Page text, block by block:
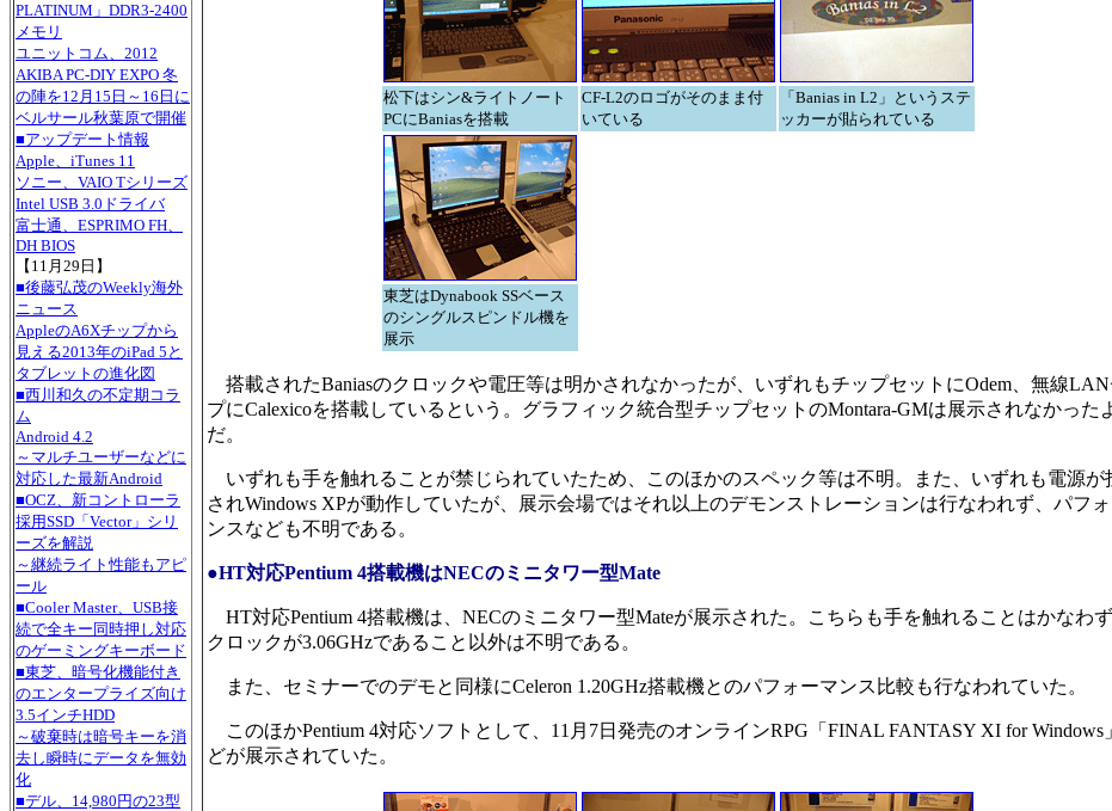
PLATINUM」DDR3-2400
メモリ
ユニットコム、2012
AKIBA PC-DIY EXPO 冬
の陣を12月15日～16日に
ベルサール秋葉原で開催
■アップデート情報
Apple、iTunes 11
ソニー、VAIO Tシリーズ
Intel USB 3.0ドライバ
富士通、ESPRIMO FH、
DH BIOS
【11月29日】
■後藤弘茂のWeekly海外
ニュース
AppleのA6Xチップから
見える2013年のiPad 5と
タブレットの進化図
■西川和久の不定期コラ
ム
Android 4.2
～マルチユーザーなどに
対応した最新Android
■OCZ、新コントローラ
採用SSD「Vector」シリ
ーズを解説
～継続ライト性能もアピ
ール
■Cooler Master、USB接
続で全キー同時押し対応
のゲーミングキーボード
■東芝、暗号化機能付き
のエンタープライズ向け
3.5インチHDD
～破棄時は暗号キーを消
去し瞬時にデータを無効
化
■デル、14,980円の23型
松下はシン&ライトノート
PCにBaniasを搭載
CF-L2のロゴがそのまま付
いている
「Banias in L2」というステ
ッカーが貼られている
東芝はDynabook SSベース
のシングルスピンドル機を
展示
搭載されたBaniasのクロックや電圧等は明かされなかったが、いずれもチップセットにOdem、無線LAN
プにCalexicoを搭載しているという。グラフィック統合型チップセットのMontara-GMは展示されなかった
だ。
いずれも手を触れることが禁じられていたため、このほかのスペック等は不明。また、いずれも電源が
されWindows XPが動作していたが、展示会場ではそれ以上のデモンストレーションは行なわれず、パフ
ンスなども不明である。
●HT対応Pentium 4搭載機はNECのミニタワー型Mate
HT対応Pentium 4搭載機は、NECのミニタワー型Mateが展示された。こちらも手を触れることはかなわず
クロックが3.06GHzであること以外は不明である。
また、セミナーでのデモと同様にCeleron 1.20GHz搭載機とのパフォーマンス比較も行なわれていた。
このほかPentium 4対応ソフトとして、11月7日発売のオンラインRPG「FINAL FANTASY XI for Windows
どが展示されていた。